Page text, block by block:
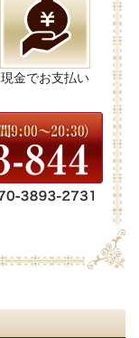
現金でお支払い